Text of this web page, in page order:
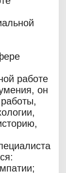
работе
он